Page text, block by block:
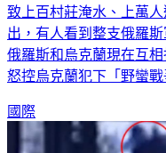
致上百村莊淹水、上萬
出，有人看到整支俄羅
俄羅斯和烏克蘭現在互
怒控烏克蘭犯下「野蠻戰
國際